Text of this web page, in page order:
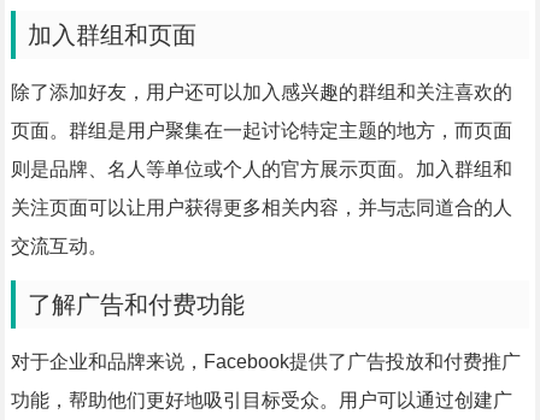
加入群组和页面
除了添加好友，用户还可以加入感兴趣的群组和关注喜欢的
页面。群组是用户聚集在一起讨论特定主题的地方，而页面
则是品牌、名人等单位或个人的官方展示页面。加入群组和
关注页面可以让用户获得更多相关内容，并与志同道合的人
交流互动。
了解广告和付费功能
对于企业和品牌来说，Facebook提供了广告投放和付费推广
功能，帮助他们更好地吸引目标受众。用户可以通过创建广